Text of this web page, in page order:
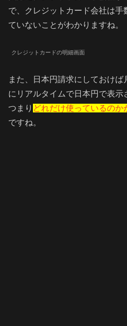
で、クレジットカード会社は手
ていないことがわかりますね。
クレジットカードの明細画面
また、日本円請求にしておけ
にリアルタイムで日本円で表示
つまり どれだけ使っているのか
ですね。